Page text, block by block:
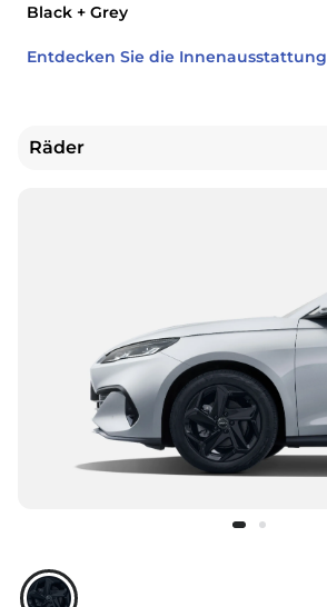
Black + Grey
Entdecken Sie die Innenausstattung
Räder